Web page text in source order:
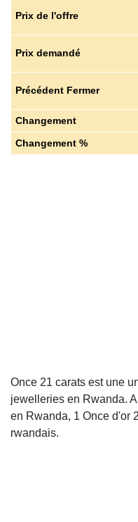
Prix de l'offre
Prix demandé
Précédent Fermer
Changement
Changement %
Once 21 carats est une
jewelleries en Rwanda.
en Rwanda, 1 Once d'or
rwandais.